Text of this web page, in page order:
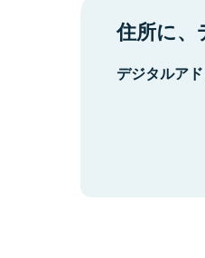
住所に、
デジタルア